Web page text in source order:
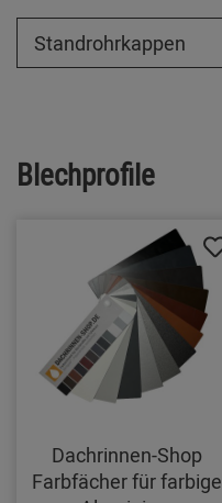
Standrohrkappen
Blechprofile
Dachrinnen-Shop
Farbfächer für farbige